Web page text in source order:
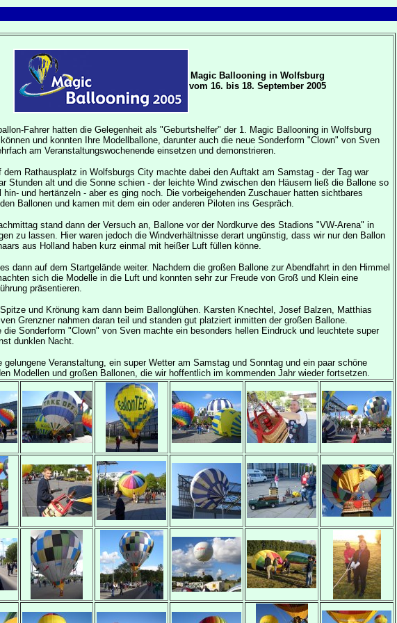
Magic Ballooning in Wolfsburg
vom 16. bis 18. September 2005
Fahrer hatten die Gelegenheit als "Geburtshelfer" der 1. Magic Ballooning in Wolfsburg
und konnten Ihre Modellballone, darunter auch die neue Sonderform "Clown" von Sven
am Veranstaltungswochenende einsetzen und demonstrieren.
dem Rathausplatz in Wolfsburgs City machte dabei den Auftakt am Samstag - der Tag war
Stunden alt und die Sonne schien - der leichte Wind zwischen den Häusern ließ die Ballone so
hin- und hertänzeln - aber es ging noch. Die vorbeigehenden Zuschauer hatten sichtbares
Ballonen und kamen mit dem ein oder anderen Piloten ins Gespräch.
stand dann der Versuch an, Ballone vor der Nordkurve des Stadions "VW-Arena" in
zu lassen. Hier waren jedoch die Windverhältnisse derart ungünstig, dass wir nur den Ballon
aus Holland haben kurz einmal mit heißer Luft füllen könne.
dann auf dem Startgelände weiter. Nachdem die großen Ballone zur Abendfahrt in den Himmel
sich die Modelle in die Luft und konnten sehr zur Freude von Groß und Klein eine
präsentieren.
und Krönung kam dann beim Ballonglühen. Karsten Knechtel, Josef Balzen, Matthias
Grenzner nahmen daran teil und standen gut platziert inmitten der großen Ballone.
die Sonderform "Clown" von Sven machte ein besonders hellen Eindruck und leuchtete super
dunklen Nacht.
gelungene Veranstaltung, ein super Wetter am Samstag und Sonntag und ein paar schöne
Modellen und großen Ballonen, die wir hoffentlich im kommenden Jahr wieder fortsetzen.